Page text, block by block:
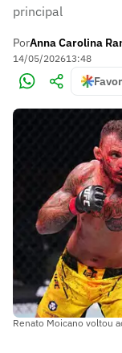
principal
PorAnna Carolina
14/05/202613:48
Renato Moicano voltou